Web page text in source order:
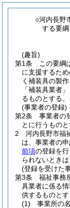
○河内長野
する要綱
(趣旨)
第1条
この要綱
に支援するた
く補装具の製
「補装具業者
るものとする。
(事業者の登録)
第2条
事業者の
とに行うものと
2
河内長野市福
は、事業者の
前項の登録を行
られないとき
(登録を受けた
第3条
福祉事務
具業者に係る
供するものとす
(1)
事業所の